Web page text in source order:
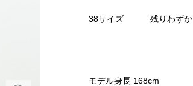
38サイズ 残りわずか
モデル身長 168cm